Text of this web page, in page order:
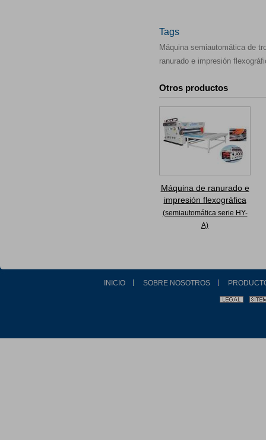
Tags
Máquina semiautomática de
ranurado e impresión
Otros productos
Máquina de ranurado e
impresión flexográfica
(semiautomática serie HY-
A)
INICIO SOBRE NOSOTROS